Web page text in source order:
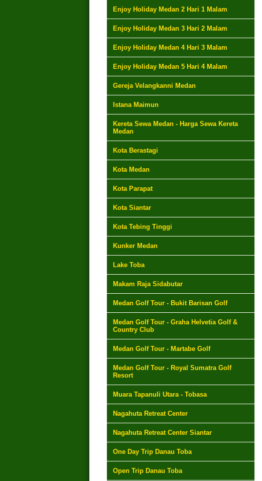
Enjoy Holiday Medan 2 Hari 1 Malam
Enjoy Holiday Medan 3 Hari 2 Malam
Enjoy Holiday Medan 4 Hari 3 Malam
Enjoy Holiday Medan 5 Hari 4 Malam
Gereja Velangkanni Medan
Istana Maimun
Kereta Sewa Medan - Harga Sewa Kereta
Medan
Kota Berastagi
Kota Medan
Kota Parapat
Kota Siantar
Kota Tebing Tinggi
Kunker Medan
Lake Toba
Makam Raja Sidabutar
Medan Golf Tour - Bukit Barisan Golf
Medan Golf Tour - Graha Helvetia Golf &
Country Club
Medan Golf Tour - Martabe Golf
Medan Golf Tour - Royal Sumatra Golf
Resort
Muara Tapanuli Utara - Tobasa
Nagahuta Retreat Center
Nagahuta Retreat Center Siantar
One Day Trip Danau Toba
Open Trip Danau Toba